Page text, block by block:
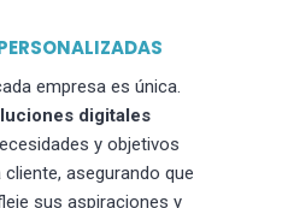
empresa es única.
digitales
y objetivos
asegurando que
sus aspiraciones y